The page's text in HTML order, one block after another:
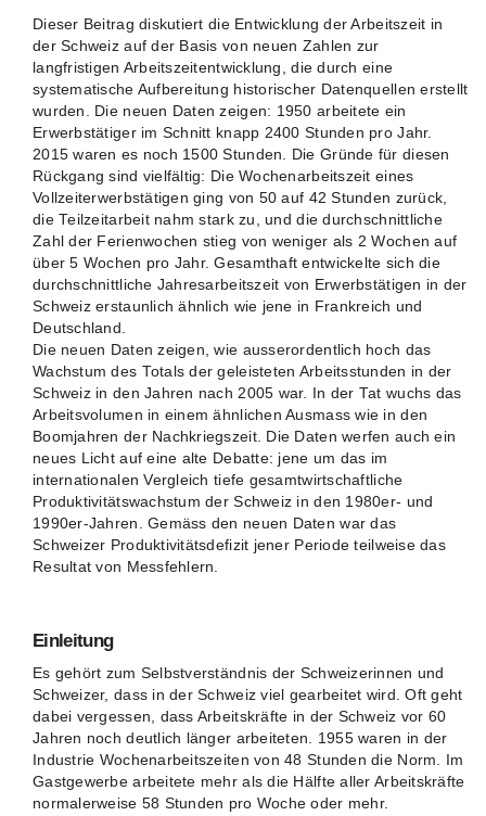
Dieser Beitrag diskutiert die Entwicklung der Arbeitszeit in
der Schweiz auf der Basis von neuen Zahlen zur
langfristigen Arbeitszeitentwicklung, die durch eine
systematische Aufbereitung historischer Datenquellen erstellt
wurden. Die neuen Daten zeigen: 1950 arbeitete ein
Erwerbstätiger im Schnitt knapp 2400 Stunden pro Jahr.
2015 waren es noch 1500 Stunden. Die Gründe für diesen
Rückgang sind vielfältig: Die Wochenarbeitszeit eines
Vollzeiterwerbstätigen ging von 50 auf 42 Stunden zurück,
die Teilzeitarbeit nahm stark zu, und die durchschnittliche
Zahl der Ferienwochen stieg von weniger als 2 Wochen auf
über 5 Wochen pro Jahr. Gesamthaft entwickelte sich die
durchschnittliche Jahresarbeitszeit von Erwerbstätigen in der
Schweiz erstaunlich ähnlich wie jene in Frankreich und
Deutschland.
Die neuen Daten zeigen, wie ausserordentlich hoch das
Wachstum des Totals der geleisteten Arbeitsstunden in der
Schweiz in den Jahren nach 2005 war. In der Tat wuchs das
Arbeitsvolumen in einem ähnlichen Ausmass wie in den
Boomjahren der Nachkriegszeit. Die Daten werfen auch ein
neues Licht auf eine alte Debatte: jene um das im
internationalen Vergleich tiefe gesamtwirtschaftliche
Produktivitätswachstum der Schweiz in den 1980er- und
1990er-Jahren. Gemäss den neuen Daten war das
Schweizer Produktivitätsdefizit jener Periode teilweise das
Resultat von Messfehlern.
Einleitung
Es gehört zum Selbstverständnis der Schweizerinnen und
Schweizer, dass in der Schweiz viel gearbeitet wird. Oft geht
dabei vergessen, dass Arbeitskräfte in der Schweiz vor 60
Jahren noch deutlich länger arbeiteten. 1955 waren in der
Industrie Wochenarbeitszeiten von 48 Stunden die Norm. Im
Gastgewerbe arbeitete mehr als die Hälfte aller Arbeitskräfte
normalerweise 58 Stunden pro Woche oder mehr.